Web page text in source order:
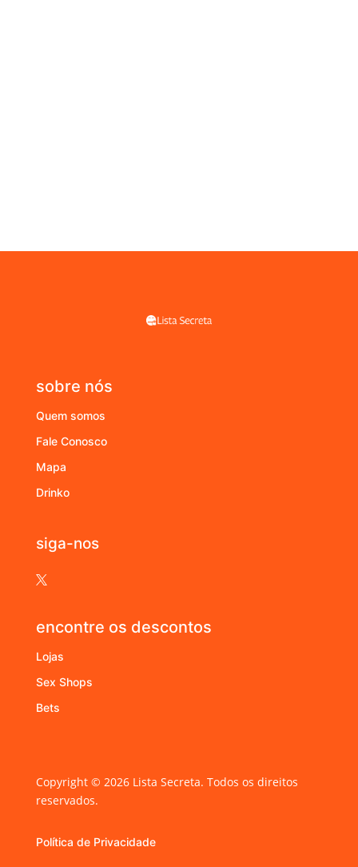
sobre nós
Quem somos
Fale Conosco
Mapa
Drinko
siga-nos

encontre os descontos
Lojas
Sex Shops
Bets
Copyright © 2026 Lista Secreta. Todos os direitos
reservados.
Política de Privacidade